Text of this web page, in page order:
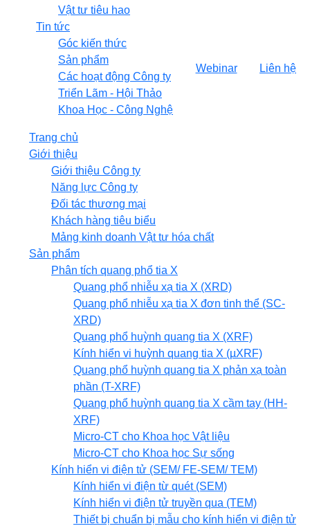
Vật tư tiêu hao
Tin tức
Góc kiến thức
Sản phẩm
Các hoạt động Công ty
Triển Lãm - Hội Thảo
Khoa Học - Công Nghệ
Webinar Liên hệ
Trang chủ
Giới thiệu
Giới thiệu Công ty
Năng lực Công ty
Đối tác thương mại
Khách hàng tiêu biểu
Mảng kinh doanh Vật tư hóa chất
Sản phẩm
Phân tích quang phổ tia X
Quang phổ nhiễu xạ tia X (XRD)
Quang phổ nhiễu xạ tia X đơn tinh thể (SC-
XRD)
Quang phổ huỳnh quang tia X (XRF)
Kính hiển vi huỳnh quang tia X (µXRF)
Quang phổ huỳnh quang tia X phản xạ toàn
phần (T-XRF)
Quang phổ huỳnh quang tia X cầm tay (HH-
XRF)
Micro-CT cho Khoa học Vật liệu
Micro-CT cho Khoa học Sự sống
Kính hiển vi điện tử (SEM/ FE-SEM/ TEM)
Kính hiển vi điện từ quét (SEM)
Kính hiển vi điện tử truyền qua (TEM)
Thiết bị chuẩn bị mẫu cho kính hiển vi điện tử